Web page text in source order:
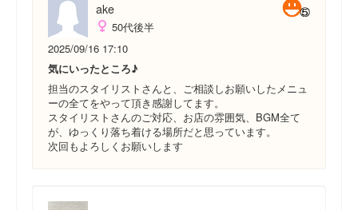
ake
50代後半
2025/09/16 17:10
気にいったところ♪
担当のスタイリストさんと、ご相談しお願いしたメニュ
ーの全てをやって頂き感謝してます。
スタイリストさんのご対応、お店の雰囲気、BGM全て
が、ゆっくり落ち着ける場所だと思っています。
次回もよろしくお願いします